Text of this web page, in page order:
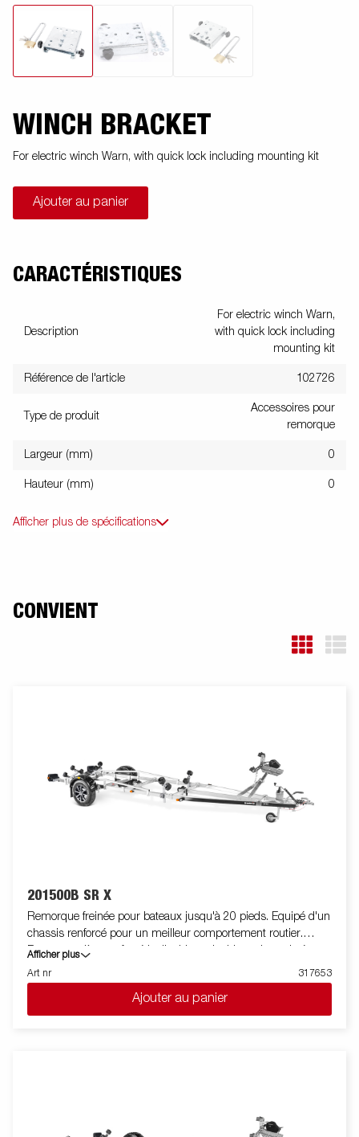
WINCH BRACKET
For electric winch Warn, with quick lock including mounting kit
Ajouter au panier
CARACTÉRISTIQUES
Description
For electric winch Warn,
with quick lock including
mounting kit
Référence de l'article 102726
Type de produit
Accessoires pour
remorque
Largeur (mm) 0
Hauteur (mm) 0
Afficher plus de spécifications
CONVIENT
201500B SR X
Remorque freinée pour bateaux jusqu'à 20 pieds. Equipé d'un
chassis renforcé pour un meilleur comportement routier.
Berceau arrière renforcé inclinable et double rouleaux latéraux
réglables de haute qualité pour s'adapter facilement à votre
bateau. Chassis galvanisé à chaud pour une meilleure
protection et durée de vie de votre remorque. Les faisceaux
électriques sont entièrement dissimulés et protégés dans le
remorque en toute sécurité. Les feux télescopiques réglables
Afficher plus
Art nr
317653
Ajouter au panier